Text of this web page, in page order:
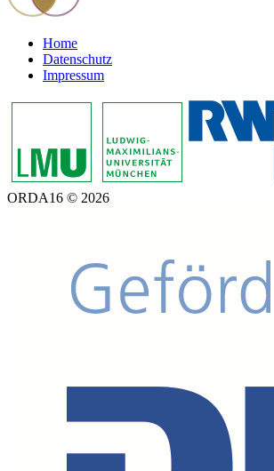
Home
Datenschutz
Impressum
ORDA16 © 2026